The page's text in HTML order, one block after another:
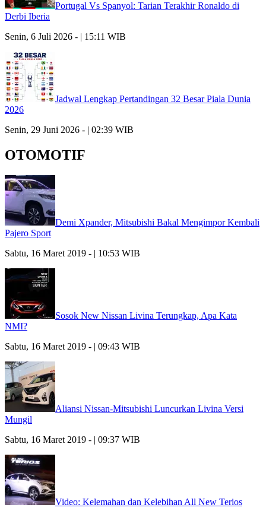
Portugal Vs Spanyol: Tarian Terakhir Ronaldo di
Derbi Iberia
Senin, 6 Juli 2026 - | 15:11 WIB
Jadwal Lengkap Pertandingan 32 Besar Piala Dunia
2026
Senin, 29 Juni 2026 - | 02:39 WIB
OTOMOTIF
Demi Xpander, Mitsubishi Bakal Mengimpor Kembali
Pajero Sport
Sabtu, 16 Maret 2019 - | 10:53 WIB
Sosok New Nissan Livina Terungkap, Apa Kata
NMI?
Sabtu, 16 Maret 2019 - | 09:43 WIB
Aliansi Nissan-Mitsubishi Luncurkan Livina Versi
Mungil
Sabtu, 16 Maret 2019 - | 09:37 WIB
Video: Kelemahan dan Kelebihan All New Terios